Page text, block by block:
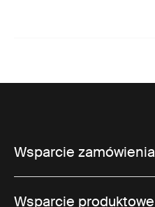
Wsparcie zamówienia
Wsparcie produktowe